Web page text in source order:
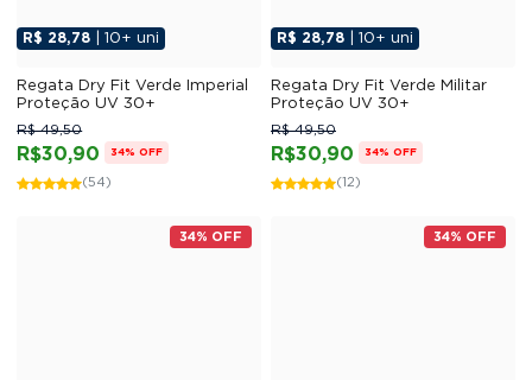
R$ 28,78 | 10+ uni
Regata Dry Fit Verde Imperial
Proteção UV 30+
R$30,90
R$ 49,50
34% OFF
(54)
R$ 28,78 | 10+ uni
Regata Dry Fit Verde Militar
Proteção UV 30+
R$30,90
R$ 49,50
34% OFF
(12)
34% OFF 34% OFF